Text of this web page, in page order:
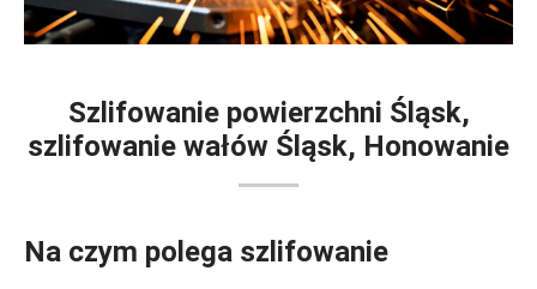
Szlifowanie powierzchni Śląsk,
szlifowanie wałów Śląsk, Honowanie
Na czym polega szlifowanie